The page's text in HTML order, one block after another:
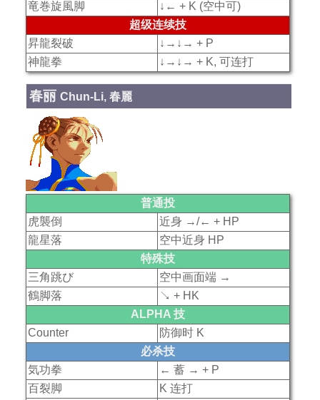
竜巻旋風脚
↓← + K (空中可)
超级连续技
昇龍裂破
↓→↓→ + P
神龍拳
↓→↓→ + K, 可连打
春丽 Chun-Li, 春麗
普通投
虎襲倒
近身 →/← + HP
龍星落
空中近身 HP
特殊技
三角跳び
空中画面端 →
鶴脚落
↘ + HK
ALPHA 技
Counter
防御时 K
必杀技
気功拳
← 蓄 → + P
百裂脚
K 连打